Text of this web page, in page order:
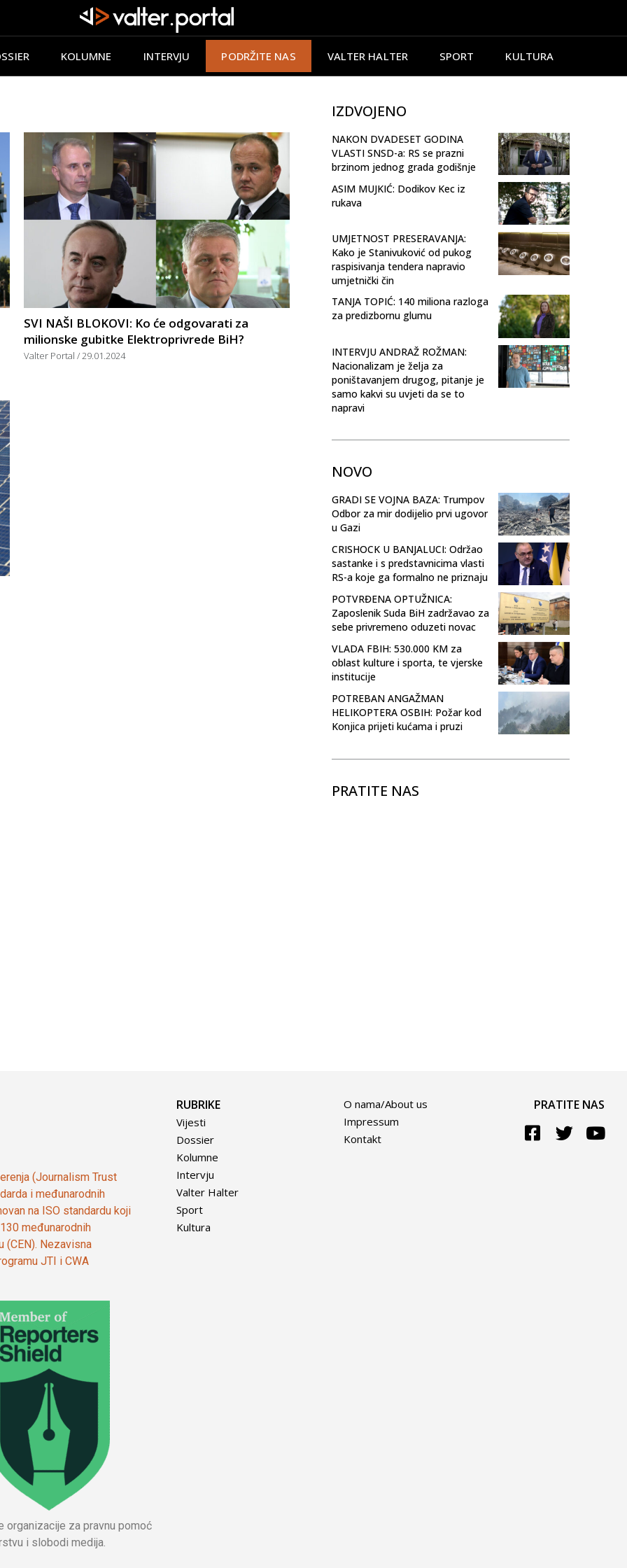
KOLUMNE INTERVJU PODRŽITE NAS VALTER HALTER SPORT KULTURA
SVI NAŠI BLOKOVI: Ko će odgovarati za
milionske gubitke Elektroprivrede BiH?
Valter Portal 29.01.2024
IZDVOJENO
NAKON DVADESET GODINA
VLASTI SNSD-a: RS se prazni
brzinom jednog grada godišnje
ASIM MUJKIĆ: Dodikov Kec iz
rukava
UMJETNOST PRESERAVANJA:
Kako je Stanivuković od pukog
raspisivanja tendera napravio
umjetnički čin
TANJA TOPIĆ: 140 miliona razloga
za predizbornu glumu
INTERVJU ANDRAŽ ROŽMAN:
Nacionalizam je želja za
poništavanjem drugog, pitanje je
samo kakvi su uvjeti da se to
napravi
NOVO
GRADI SE VOJNA BAZA: Trumpov
Odbor za mir dodijelio prvi ugovor
u Gazi
CRISHOCK U BANJALUCI: Održao
sastanke i s predstavnicima vlasti
RS-a koje ga formalno ne priznaju
POTVRĐENA OPTUŽNICA:
Zaposlenik Suda BiH zadržavao za
sebe privremeno oduzeti novac
VLADA FBIH: 530.000 KM za
oblast kulture i sporta, te vjerske
institucije
POTREBAN ANGAŽMAN
HELIKOPTERA OSBIH: Požar kod
Konjica prijeti kućama i pruzi
PRATITE NAS
(Journalism Trust
i međunarodnih
na ISO standardu koji
međunarodnih
(CEN). Nezavisna
JTI i CWA
organizacije za pravnu pomoć
i slobodi medija.
RUBRIKE
Vijesti
Dossier
Kolumne
Intervju
Valter Halter
Sport
Kultura
O nama/About us
Impressum
Kontakt
PRATITE NAS